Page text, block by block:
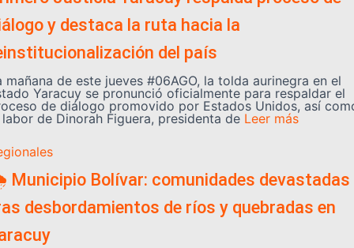
y destaca la ruta hacia la
del país
mañana de este jueves #06AGO, la tolda aurinegra en el
Yaracuy se pronunció oficialmente para respaldar el
de diálogo promovido por Estados Unidos, así
de Dinorah Figuera, presidenta de Leer más
Bolívar: comunidades devastadas
desbordamientos de ríos y quebradas en